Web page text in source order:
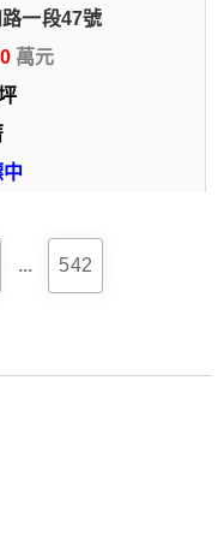
一段47號
... 542